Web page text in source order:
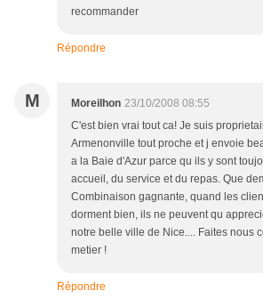
recommander
Répondre
M Moreilhon 23/10/2008 08:55
C'est bien vrai tout ca! Je suis
Armenonville tout proche et j envoie
a la Baie d'Azur parce qu ils y sont
accueil, du service et du repas. Que
Combinaison gagnante, quand les
dorment bien, ils ne peuvent qu
notre belle ville de Nice.... Faites nous
metier !
Répondre